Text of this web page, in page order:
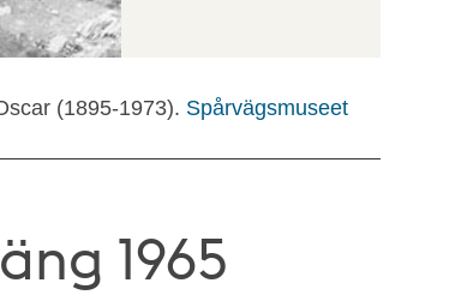
(1895-1973). Spårvägsmuseet
1965